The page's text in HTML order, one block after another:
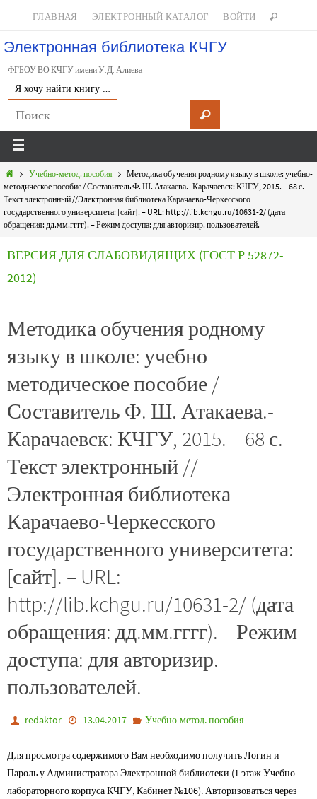
ГЛАВНАЯ ЭЛЕКТРОННЫЙ КАТАЛОГ ВОЙТИ
Электронная библиотека КЧГУ
ФГБОУ ВО КЧГУ имени У.Д. Алиева
Я хочу найти книгу …
Учебно-метод. пособия
Методика обучения родному языку в школе: учебно-
методическое пособие / Составитель Ф. Ш. Атакаева.- Карачаевск: КЧГУ, 2015. – 68 с. –
Текст электронный //Электронная библиотека Карачаево-Черкесского
государственного университета: [сайт]. – URL: http://lib.kchgu.ru/10631-2/ (дата
обращения: дд.мм.гггг). – Режим доступа: для авторизир. пользователей.
ВЕРСИЯ ДЛЯ СЛАБОВИДЯЩИХ (ГОСТ Р 52872-
2012)
Методика обучения родному
языку в школе: учебно-
методическое пособие /
Составитель Ф. Ш. Атакаева.-
Карачаевск: КЧГУ, 2015. – 68 с. –
Текст электронный //
Электронная библиотека
Карачаево-Черкесского
государственного университета:
[сайт]. – URL:
http://lib.kchgu.ru/10631-2/ (дата
обращения: дд.мм.гггг). – Режим
доступа: для авторизир.
пользователей.
redaktor 13.04.2017 Учебно-метод. пособия
Для просмотра содержимого Вам необходимо получить Логин и
Пароль у Администратора Электронной библиотеки (1 этаж Учебно-
лабораторного корпуса КЧГУ, Кабинет №106). Авторизоваться через